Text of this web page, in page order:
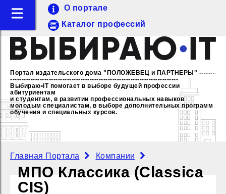
Портал издательского дома "ПОЛОЖЕВЕЦ и ПАРТНЕРЫ" -------
--------------------------------------------------------------------------
Выбираю•IT помогает в выборе будущей профессии
абитуриентам
и студентам, в развитии профессиональных навыков
молодым специалистам, в выборе дополнительных программ
обучения и специальных курсов.
О портале
Каталог профессий
Главная Портала Компании
МПО Классика (Classica
CIS)